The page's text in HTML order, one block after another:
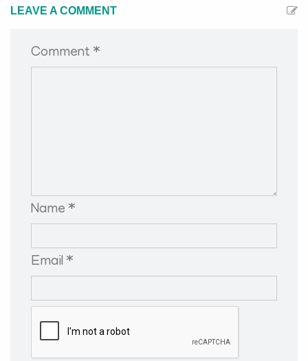
LEAVE A COMMENT
Comment *
Name *
Email *